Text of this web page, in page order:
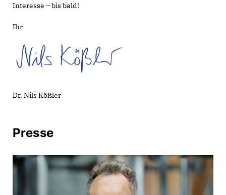
Interesse – bis bald!
Ihr
Dr. Nils Kößler
Presse